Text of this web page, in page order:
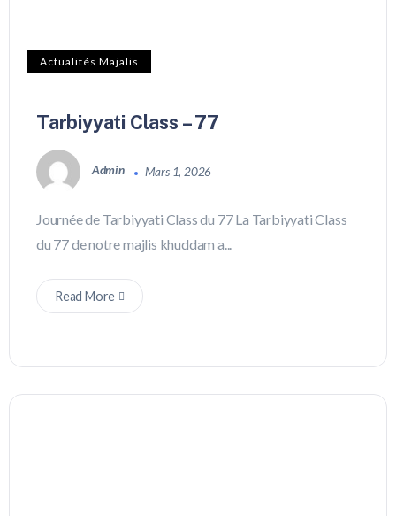
Actualités Majalis
Tarbiyyati Class – 77
Admin Mars 1, 2026
Journée de Tarbiyyati Class du 77 La Tarbiyyati Class
du 77 de notre majlis khuddam a...
Read More